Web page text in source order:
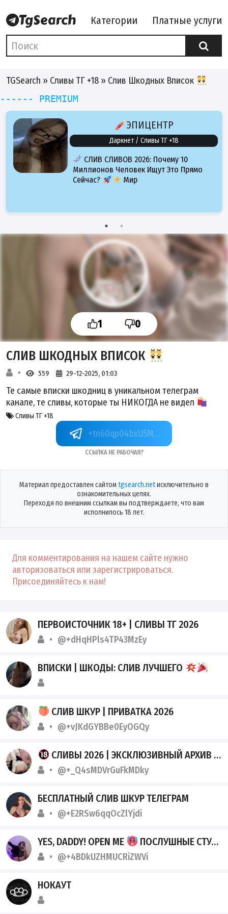
Категории Платные услуги
TGSearch » Сливы ТГ +18 » Слив Шкодных Вписок
------ PREMIUM
ЭПИЦЕНТР
Даркнет / Сливы ТГ +18
СЛИВ СЛИВОВ 2026: Почему 10
Миллионов Человек Ищут Это Прямо
Сейчас?
Мир
1 0
СЛИВ ШКОДНЫХ ВПИСОК
559 29-12-2025, 01:03
Те самые вписки шкодниц в уникальном телеграм
канале, те сливы, которые ты НИКОГДА не видел
Сливы ТГ +18
+tn60qp04bxU5MjZi
Ссылка не рабочая?
Материал предоставлен сайтомtgsearch.netисключительно в
ознакомительных целях.
Переходя по внешним ссылкам вы подтверждаете, что вам
исполнилось 18 лет.
Для комментирования на нашем сайте нужно
авторизоваться или зарегистрироваться.
Присоединяйтесь к нам!
ПЕРВОИСТОЧНИК 18+ | СЛИВЫ ТГ 2026
@+dHqHPls4TP43MzEy
ВПИСКИ | ШКОДЫ: СЛИВ ЛУЧШЕГО
СЛИВ ШКУР | ПРИВАТКА 2026
@+vJKdGYBBe0EyOGQy
СЛИВЫ 2026 | ЭКСКЛЮЗИВНЫЙ АРХИВ ТГК
@+_Q4sMDVrGuFkMDky
БЕСПЛАТНЫЙ СЛИВ ШКУР ТЕЛЕГРАМ
@+E2RSw6qqOcZlYjdi
YES, DADDY! OPEN ME ПОСЛУШНЫЕ СТУДЕНТОЧКИ!
@+4BDkUZHMUCRiZWVi
НОКАУТ